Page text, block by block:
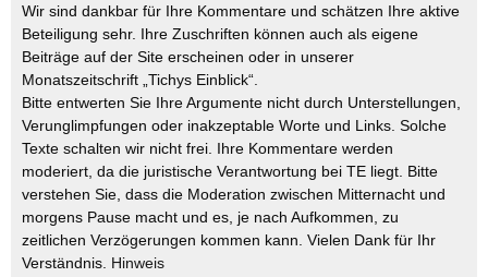
Wir sind dankbar für Ihre Kommentare und schätzen Ihre aktive
Beteiligung sehr. Ihre Zuschriften können auch als eigene
Beiträge auf der Site erscheinen oder in unserer
Monatszeitschrift „Tichys Einblick“.
Bitte entwerten Sie Ihre Argumente nicht durch Unterstellungen,
Verunglimpfungen oder inakzeptable Worte und Links. Solche
Texte schalten wir nicht frei. Ihre Kommentare werden
moderiert, da die juristische Verantwortung bei TE liegt. Bitte
verstehen Sie, dass die Moderation zwischen Mitternacht und
morgens Pause macht und es, je nach Aufkommen, zu
zeitlichen Verzögerungen kommen kann. Vielen Dank für Ihr
Verständnis. Hinweis